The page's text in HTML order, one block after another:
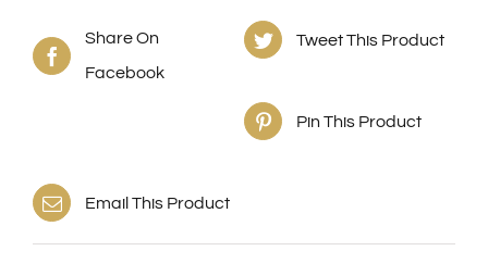
Share On
Facebook
Tweet This Product
Pin This Product
Email This Product